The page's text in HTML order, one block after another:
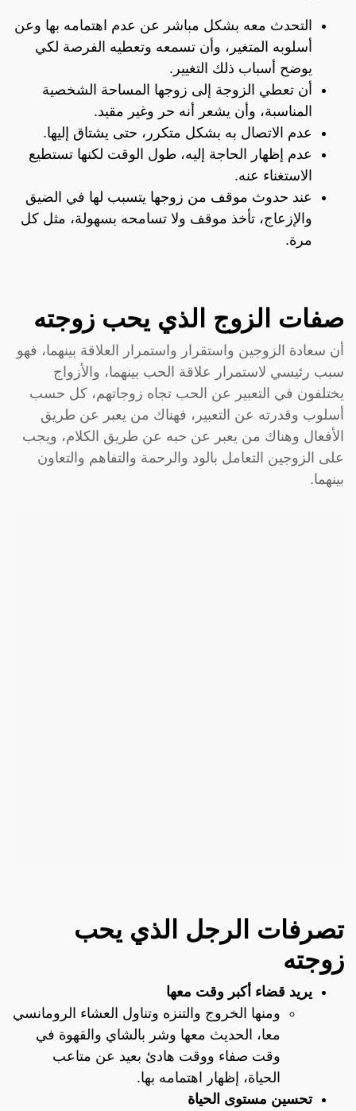
التحدث معه بشكل مباشر عن عدم اهتمامه بها وعن
أسلوبه المتغير، وأن تسمعه وتعطيه الفرصة لكي
يوضح أسباب ذلك التغيير.
أن تعطي الزوجة إلى زوجها المساحة الشخصية
المناسبة، وأن يشعر أنه حر وغير مقيد.
عدم الاتصال به بشكل متكرر، حتى يشتاق إليها.
عدم إظهار الحاجة إليه، طول الوقت لكنها تستطيع
الاستغناء عنه.
عند حدوث موقف من زوجها يتسبب لها في الضيق
والإزعاج، تأخذ موقف ولا تسامحه بسهولة، مثل كل
مرة.
صفات الزوج الذي يحب زوجته
أن سعادة الزوجين واستقرار واستمرار العلاقة بينهما، فهو
سبب رئيسي لاستمرار علاقة الحب بينهما، والأزواج
يختلفون في التعبير عن الحب تجاه زوجاتهم، كل حسب
أسلوب وقدرته عن التعبير، فهناك من يعبر عن طريق
الأفعال وهناك من يعبر عن حبه عن طريق الكلام، ويجب
على الزوجين التعامل بالود والرحمة والتفاهم والتعاون
بينهما.
تصرفات الرجل الذي يحب
زوجته
يريد قضاء أكبر وقت معها
ومنها الخروج والتنزه وتناول العشاء الرومانسي
معا، الحديث معها وشر بالشاي والقهوة في
وقت صفاء ووقت هادئ بعيد عن متاعب
الحياة، إظهار اهتمامه بها.
تحسين مستوى الحياة